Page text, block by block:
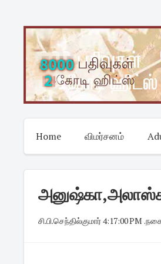
content
Home விமர்சனம்
சி.பி.செந்தில்குமார்·4:17:00 PM ·